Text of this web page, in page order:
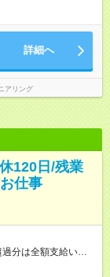
詳細へ
アリング
120日/残業
仕事
分は全額支給いたし
月 みなし残業時